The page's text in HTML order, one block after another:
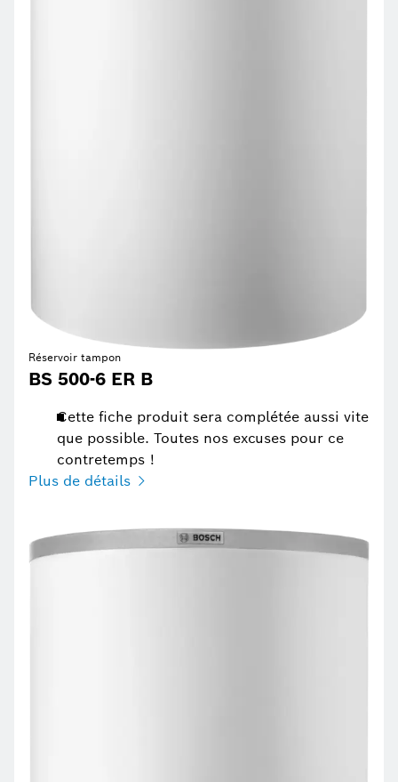
Réservoir tampon
BS 500-6 ER B
Cette fiche produit sera complétée aussi vite
que possible. Toutes nos excuses pour ce
contretemps !
Plus de détails